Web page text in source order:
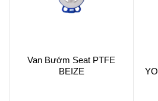
Van Bướm Seat PTFE
BEIZE